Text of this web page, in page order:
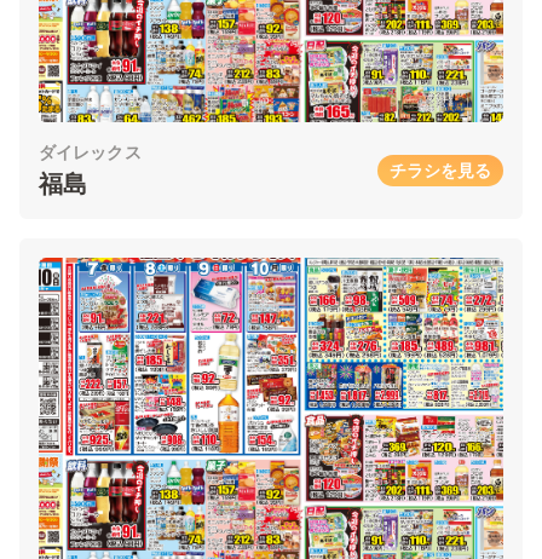
ダイレックス
福島 チラシを見る